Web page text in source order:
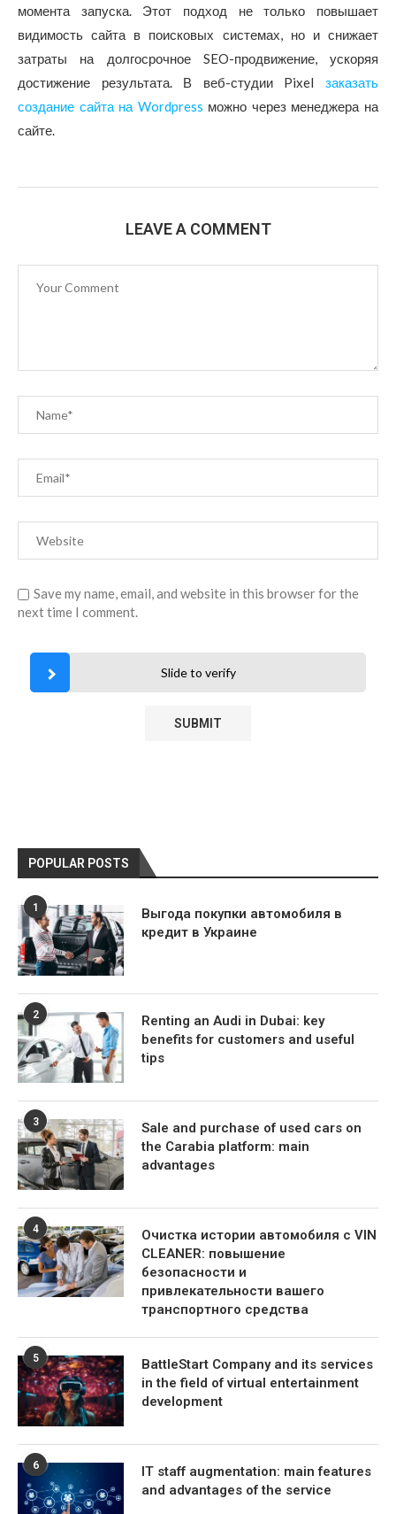
момента запуска. Этот подход не только повышает
видимость сайта в поисковых системах, но и снижает
затраты на долгосрочное SEO-продвижение, ускоряя
достижение результата. В веб-студии Pixel заказать
создание сайта на Wordpress можно через менеджера на
сайте.
LEAVE A COMMENT
Save my name, email, and website in this browser for the
next time I comment.
Slide to verify
POPULAR POSTS
1
Выгода покупки автомобиля в
кредит в Украине
2
Renting an Audi in Dubai: key
benefits for customers and useful
tips
3
Sale and purchase of used cars on
the Carabia platform: main
advantages
4
Очистка истории автомобиля с VIN
CLEANER: повышение
безопасности и
привлекательности вашего
транспортного средства
5
BattleStart Company and its services
in the field of virtual entertainment
development
6
IT staff augmentation: main features
and advantages of the service